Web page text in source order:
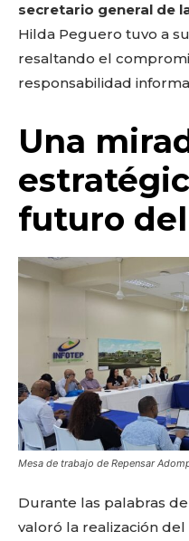
secretario general de
Hilda Peguero tuvo a
resaltando el
responsabilidad
Una
futuro
Mesa de trabajo de Repensar
Durante las palabras
valoró la realización